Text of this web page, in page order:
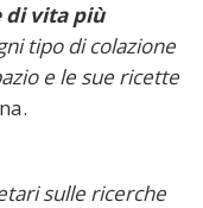
di vita più
tipo di colazione
e le sue ricette
sulle ricerche